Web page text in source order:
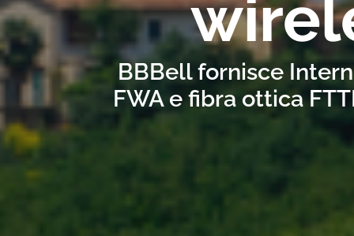
BBBell fornisce
FWA e fibra ottica